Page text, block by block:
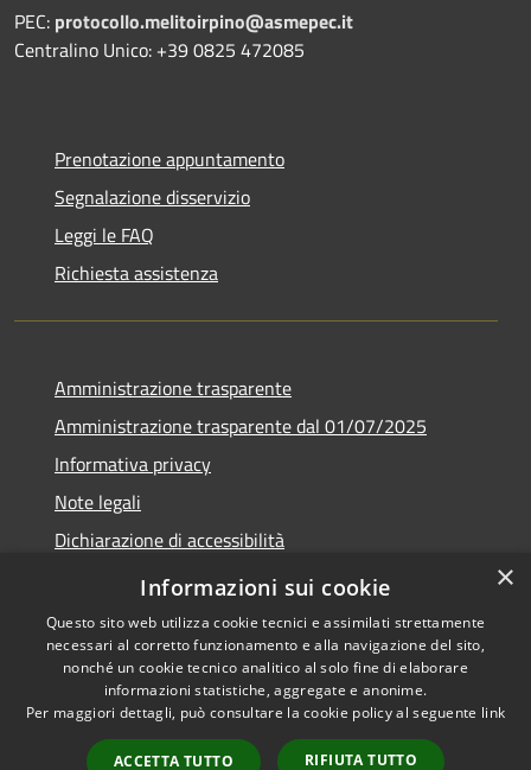
PEC: protocollo.melitoirpino@asmepec.it
Centralino Unico: +39 0825 472085
Prenotazione appuntamento
Segnalazione disservizio
Leggi le FAQ
Richiesta assistenza
Amministrazione trasparente
Amministrazione trasparente dal 01/07/2025
Informativa privacy
Note legali
Dichiarazione di accessibilità
Whistleblowing
Accessibilità
Copyright © 2026 • Comune di
Melito Irpino • Powered by
Municipium•
Accesso
×
Informazioni sui cookie
Questo sito web utilizza cookie tecnici e assimilati strettamente
necessari al corretto funzionamento e alla navigazione del sito,
nonché un cookie tecnico analitico al solo fine di elaborare
informazioni statistiche, aggregate e anonime.
Per maggiori dettagli, può consultare la cookie policy al seguente link
ACCETTA TUTTO RIFIUTA TUTTO